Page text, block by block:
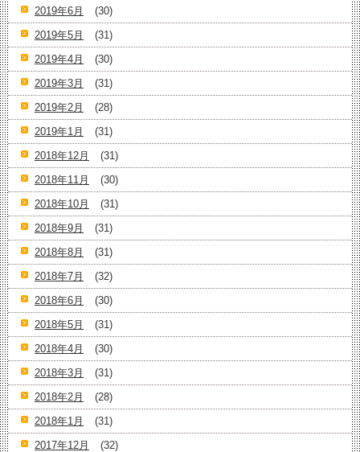
2019年6月
(30)
2019年5月
(31)
2019年4月
(30)
2019年3月
(31)
2019年2月
(28)
2019年1月
(31)
2018年12月
(31)
2018年11月
(30)
2018年10月
(31)
2018年9月
(31)
2018年8月
(31)
2018年7月
(32)
2018年6月
(30)
2018年5月
(31)
2018年4月
(30)
2018年3月
(31)
2018年2月
(28)
2018年1月
(31)
2017年12月
(32)